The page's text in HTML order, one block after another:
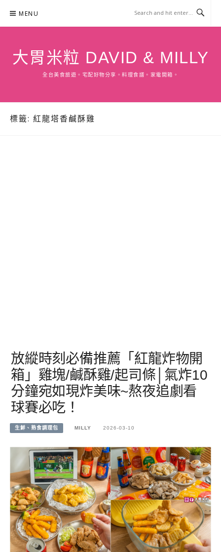
content
MENU
大胃米粒 DAVID & MILLY
全台美食旅遊。宅配好物分享。料理食譜。家電開箱。
標籤: 紅龍塔香鹹酥雞
放縱時刻必備推薦「紅龍炸物開
箱」雞塊/鹹酥雞/起司條│氣炸10
分鐘宛如現炸美味~熬夜追劇看
球賽必吃！
生鮮、熟食調理包 MILLY 2026-03-10